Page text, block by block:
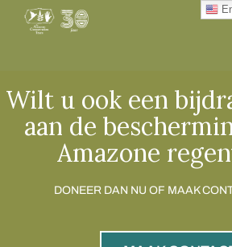
Wilt u ook een
aan de
Amazone
DONEER DAN NU OF MAAK